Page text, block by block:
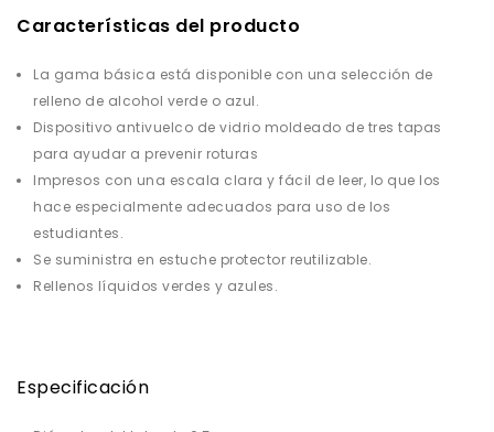
Características del producto
La gama básica está disponible con una selección de
relleno de alcohol verde o azul.
Dispositivo antivuelco de vidrio moldeado de tres tapas
para ayudar a prevenir roturas
Impresos con una escala clara y fácil de leer, lo que los
hace especialmente adecuados para uso de los
estudiantes.
Se suministra en estuche protector reutilizable.
Rellenos líquidos verdes y azules.
Especificación